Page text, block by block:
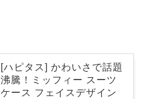
[ハピタス] かわいさで話題
沸騰！ミッフィー スーツ
ケース フェイスデザイン